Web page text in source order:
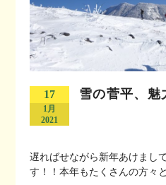
17
1月
2021
雪の菅平、魅
遅ればせながら新年あけまし
す！！本年もたくさんの方々